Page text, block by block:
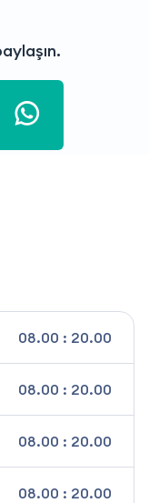
08.00 : 20.00
08.00 : 20.00
08.00 : 20.00
08.00 : 20.00